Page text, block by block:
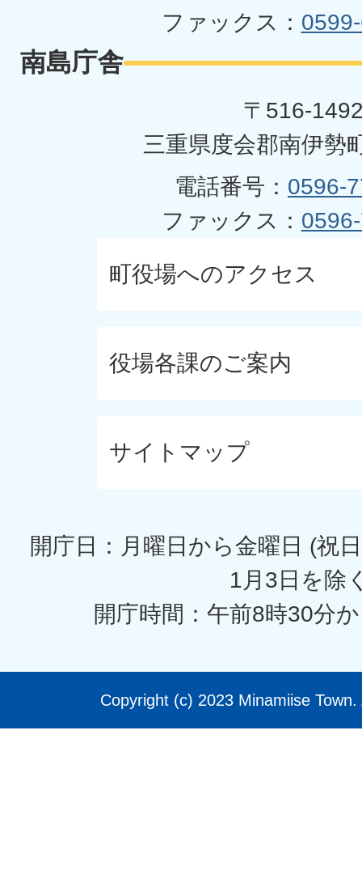
ファックス：
南島庁舎
〒516-
三重県度会郡南伊勢
電話番号： 0596-
ファックス：
町役場へのアクセス
役場各課のご案内
サイトマップ
開庁日：月曜日から金曜日 (祝
1月3日を除
開庁時間：午前8時30分
Copyright (c) 2023 Minamiise